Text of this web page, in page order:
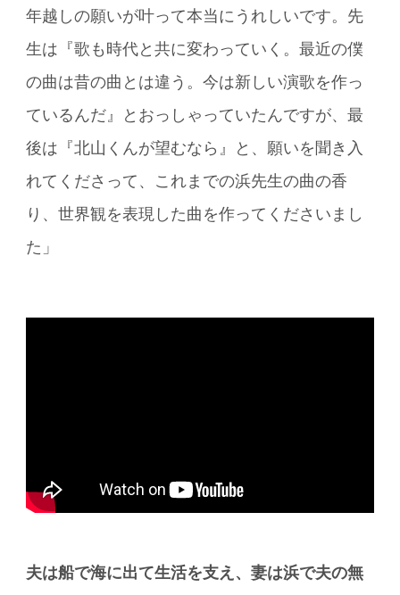
年越しの願いが叶って本当にうれしいです。先
生は『歌も時代と共に変わっていく。最近の僕
の曲は昔の曲とは違う。今は新しい演歌を作っ
ているんだ』とおっしゃっていたんですが、最
後は『北山くんが望むなら』と、願いを聞き入
れてくださって、これまでの浜先生の曲の香
り、世界観を表現した曲を作ってくださいまし
た」
夫は船で海に出て生活を支え、妻は浜で夫の無